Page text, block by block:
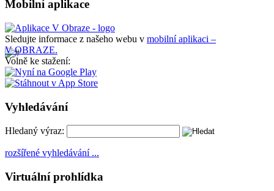
Mobilní aplikace
Sledujte informace z našeho webu v mobilní aplikaci –
V OBRAZE.
Volně ke stažení:
Vyhledávání
Hledaný výraz:
rozšířené vyhledávání ...
Virtuální prohlídka